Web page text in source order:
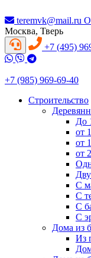
teremvk@mail.ru
Москва, Тверь
+7 (495)
+7 (985) 969-69-40
Строительство
До
от
от
от
С
С
С
С
Дома из
Из